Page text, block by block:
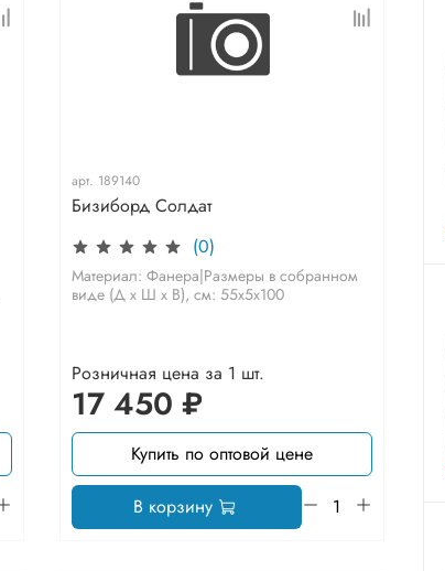
арт. 189140
Бизиборд Солдат
(0)
Материал: Фанера|Размеры в собранном
виде (Д х Ш х В), см: 55х5х100
Розничная цена за 1 шт.
17 450 ₽
Купить по оптовой цене
В корзину